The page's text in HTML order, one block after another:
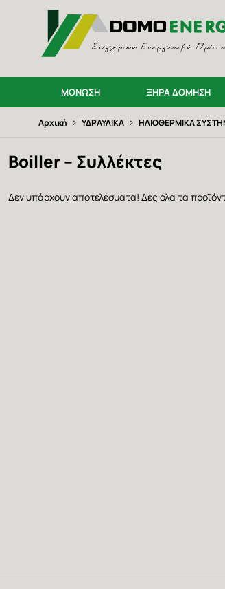
Παράκαμψη
περιεχόμενο
DOMO ENERGY Logo
ΜΟΝΩΣΗ ΞΗΡΑ ΔΟΜΗΣΗ
Breadcrumb
Αρχική › ΥΔΡΑΥΛΙΚΑ › ΗΛΙΟΘΕΡΜΙΚΑ
Boiller – Συλλέκτες
Δεν υπάρχουν αποτελέσματα! Δες όλα τα